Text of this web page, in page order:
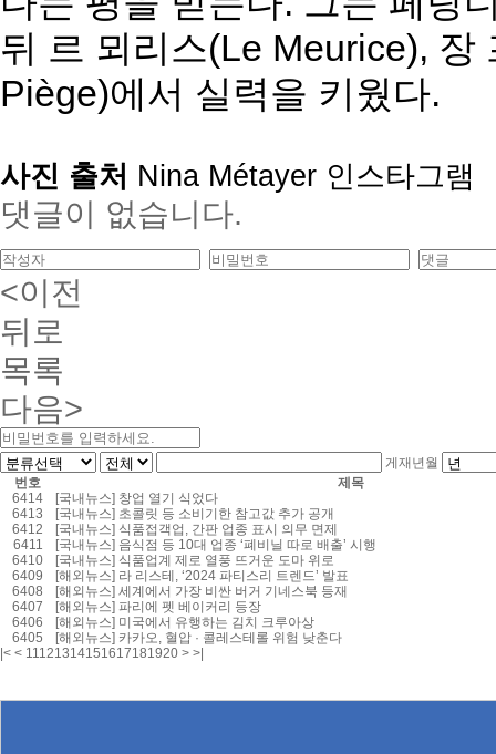
뒤 르 뫼리스(Le Meurice),
Piège)에서 실력을 키웠다.
사진 출처 Nina Métayer 인스타그램
댓글이 없습니다.
<이전
뒤로
목록
다음>
게재년월
번호
제목
6414
[국내뉴스] 창업 열기 식었다
6413
[국내뉴스] 초콜릿 등 소비기한 참고값 추가 공개
6412
[국내뉴스] 식품접객업, 간판 업종 표시 의무 면제
6411
[국내뉴스] 음식점 등 10대 업종 ‘폐비닐 따로 배출’ 시행
6410
[국내뉴스] 식품업계 제로 열풍 뜨거운 도마 위로
6409
[해외뉴스] 라 리스테, ‘2024 파티스리 트렌드’ 발표
6408
[해외뉴스] 세계에서 가장 비싼 버거 기네스북 등재
6407
[해외뉴스] 파리에 펫 베이커리 등장
6406
[해외뉴스] 미국에서 유행하는 김치 크루아상
6405
[해외뉴스] 카카오, 혈압 · 콜레스테롤 위험 낮춘다
|< < 11121314151617181920 > >|